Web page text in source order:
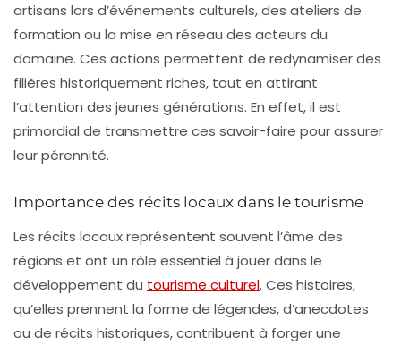
artisans lors d’événements culturels, des ateliers de
formation ou la mise en réseau des acteurs du
domaine. Ces actions permettent de redynamiser des
filières historiquement riches, tout en attirant
l’attention des jeunes générations. En effet, il est
primordial de transmettre ces savoir-faire pour assurer
leur pérennité.
Importance des récits locaux dans le tourisme
Les récits locauxreprésentent souvent l’âme des
régions et ont un rôle essentiel à jouer dans le
développement du tourisme culturel. Ces histoires,
qu’elles prennent la forme de légendes, d’anecdotes
ou de récits historiques, contribuent à forger une